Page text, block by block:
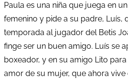
Paula es una niña que juega en
femenino y pide a su padre, Luís,
temporada al jugador del Betis
finge ser un buen amigo. Luís se
boxeador, y en su amigo Lito
amor de su mujer, que ahora